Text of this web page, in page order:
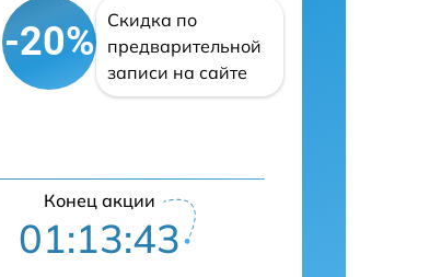
-20%
Скидка по
предварительной
записи на сайте
Конец акции
01:13:41